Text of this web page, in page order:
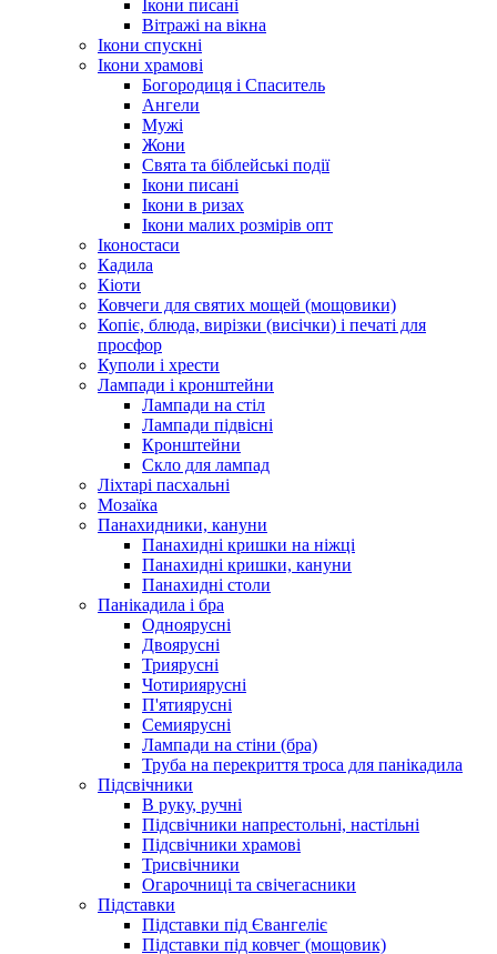
Ікони писані
Вітражі на вікна
Ікони спускні
Ікони храмові
Богородиця і Спаситель
Ангели
Мужі
Жони
Свята та біблейські події
Ікони писані
Ікони в ризах
Ікони малих розмірів опт
Іконостаси
Кадила
Кіоти
Ковчеги для святих мощей (мощовики)
Копіє, блюда, вирізки (висічки) і печаті для
просфор
Куполи і хрести
Лампади і кронштейни
Лампади на стіл
Лампади підвісні
Кронштейни
Скло для лампад
Ліхтарі пасхальні
Мозаїка
Панахидники, кануни
Панахидні кришки на ніжці
Панахидні кришки, кануни
Панахидні столи
Панікадила і бра
Одноярусні
Двоярусні
Триярусні
Чотириярусні
П'ятиярусні
Семиярусні
Лампади на стіни (бра)
Труба на перекриття троса для панікадила
Підсвічники
В руку, ручні
Підсвічники напрестольні, настільні
Підсвічники храмові
Трисвічники
Огарочниці та свічегасники
Підставки
Підставки під Євангеліє
Підставки під ковчег (мощовик)